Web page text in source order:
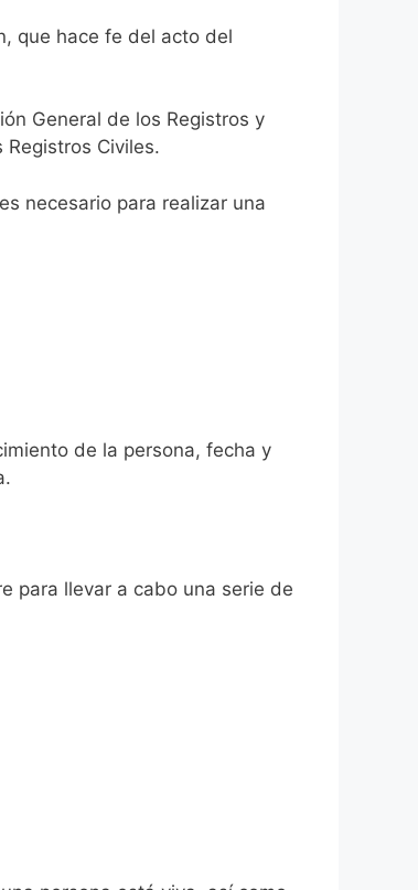
que hace fe del acto del
General de los Registros y
Civiles.
necesario para realizar una
de la persona, fecha y
para llevar a cabo una serie de